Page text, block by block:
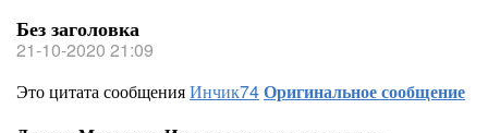
Без заголовка
21-10-2020 21:09
Это цитата сообщенияИнчик74Оригинальное сообщение